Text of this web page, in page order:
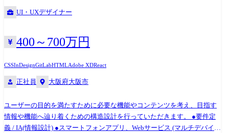
ロトタイプ提案 ・顧客価値仮説に基づく新サービスのスピーディーな企
画立案とプロトタイプ・MVP開発 ・市場トライアルを通して高速で仮説
の体験価値を継続的に向上させ、SDV事業やライフサイクルビジネス全
体の向上に貢献することを目指しております。 ●任せる業務の概要 ・モ
の定義 ・ステークホルダーとの調整、プレゼンテーション ・プロダクト
踏まえ、会社が定める業務への配置転換を命じる場合があります。 ●使
用ツール/開発言語など ・プロジェクト管理:Notion / Jira・Confluence ・
チームコミュニケーション:Teams / Slack ・UXUI設計:Figma / Adobe XD /
UI・UXデザイナー
400～700万円
CSSInDesignGitLabHTMLAdobe XDReact
正社員 大阪府大阪市
ユーザーの目的を満たすために必要な機能やコンテンツを考え、目指す
情報や機能へ辿り着くための構造設計を行っていただきます。 ●要件定
義 / IA(情報設計) ●スマートフォンアプリ、Webサービス (マルチデバイ